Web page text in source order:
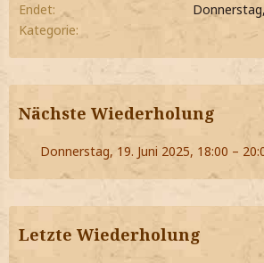
Endet
Kategorie
Nächste Wiederholung
Donnerstag, 19. Juni 2025, 18:00 –
Letzte Wiederholung